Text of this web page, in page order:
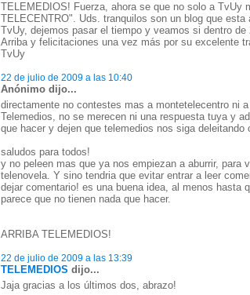
TELEMEDIOS! Fuerza, ahora se que no solo a TvUy
TELECENTRO". Uds. tranquilos son un blog que
TvUy, dejemos pasar el tiempo y veamos si dentro
Arriba y felicitaciones una vez más por su excelente
TvUy
22 de julio de 2009 a las 10:40
Anónimo dijo...
directamente no contestes mas a montetelecentro ni
Telemedios, no se merecen ni una respuesta tuya y
que hacer y dejen que telemedios nos siga deleitando
saludos para todos!
y no peleen mas que ya nos empiezan a aburrir, para
telenovela. Y sino tendria que evitar entrar a leer
dejar comentario! es una buena idea, al menos hasta
parece que no tienen nada que hacer.
ARRIBA TELEMEDIOS!
22 de julio de 2009 a las 13:39
TELEMEDIOS dijo...
Jaja gracias a los últimos dos, abrazo!